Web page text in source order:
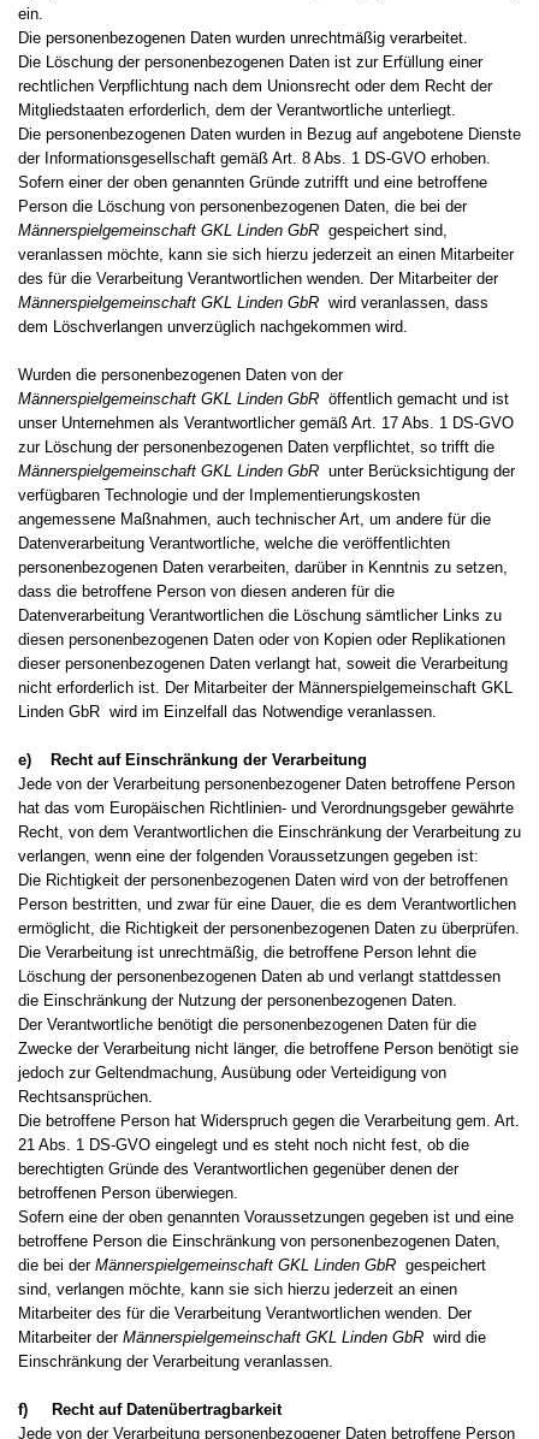
ein.
Die personenbezogenen Daten wurden unrechtmäßig verarbeitet.
Die Löschung der personenbezogenen Daten ist zur Erfüllung einer
rechtlichen Verpflichtung nach dem Unionsrecht oder dem Recht der
Mitgliedstaaten erforderlich, dem der Verantwortliche unterliegt.
Die personenbezogenen Daten wurden in Bezug auf angebotene Dienste
der Informationsgesellschaft gemäß Art. 8 Abs. 1 DS-GVO erhoben.
Sofern einer der oben genannten Gründe zutrifft und eine betroffene
Person die Löschung von personenbezogenen Daten, die bei der
Männerspielgemeinschaft GKL Linden GbR gespeichert sind,
veranlassen möchte, kann sie sich hierzu jederzeit an einen Mitarbeiter
des für die Verarbeitung Verantwortlichen wenden. Der Mitarbeiter der
Männerspielgemeinschaft GKL Linden GbR wird veranlassen, dass
dem Löschverlangen unverzüglich nachgekommen wird.
Wurden die personenbezogenen Daten von der
Männerspielgemeinschaft GKL Linden GbR öffentlich gemacht und ist
unser Unternehmen als Verantwortlicher gemäß Art. 17 Abs. 1 DS-GVO
zur Löschung der personenbezogenen Daten verpflichtet, so trifft die
Männerspielgemeinschaft GKL Linden GbR unter Berücksichtigung der
verfügbaren Technologie und der Implementierungskosten
angemessene Maßnahmen, auch technischer Art, um andere für die
Datenverarbeitung Verantwortliche, welche die veröffentlichten
personenbezogenen Daten verarbeiten, darüber in Kenntnis zu setzen,
dass die betroffene Person von diesen anderen für die
Datenverarbeitung Verantwortlichen die Löschung sämtlicher Links zu
diesen personenbezogenen Daten oder von Kopien oder Replikationen
dieser personenbezogenen Daten verlangt hat, soweit die Verarbeitung
nicht erforderlich ist. Der Mitarbeiter der Männerspielgemeinschaft GKL
Linden GbR wird im Einzelfall das Notwendige veranlassen.
e) Recht auf Einschränkung der Verarbeitung
Jede von der Verarbeitung personenbezogener Daten betroffene Person
hat das vom Europäischen Richtlinien- und Verordnungsgeber gewährte
Recht, von dem Verantwortlichen die Einschränkung der Verarbeitung zu
verlangen, wenn eine der folgenden Voraussetzungen gegeben ist:
Die Richtigkeit der personenbezogenen Daten wird von der betroffenen
Person bestritten, und zwar für eine Dauer, die es dem Verantwortlichen
ermöglicht, die Richtigkeit der personenbezogenen Daten zu überprüfen.
Die Verarbeitung ist unrechtmäßig, die betroffene Person lehnt die
Löschung der personenbezogenen Daten ab und verlangt stattdessen
die Einschränkung der Nutzung der personenbezogenen Daten.
Der Verantwortliche benötigt die personenbezogenen Daten für die
Zwecke der Verarbeitung nicht länger, die betroffene Person benötigt sie
jedoch zur Geltendmachung, Ausübung oder Verteidigung von
Rechtsansprüchen.
Die betroffene Person hat Widerspruch gegen die Verarbeitung gem. Art.
21 Abs. 1 DS-GVO eingelegt und es steht noch nicht fest, ob die
berechtigten Gründe des Verantwortlichen gegenüber denen der
betroffenen Person überwiegen.
Sofern eine der oben genannten Voraussetzungen gegeben ist und eine
betroffene Person die Einschränkung von personenbezogenen Daten,
die bei der Männerspielgemeinschaft GKL Linden GbR gespeichert
sind, verlangen möchte, kann sie sich hierzu jederzeit an einen
Mitarbeiter des für die Verarbeitung Verantwortlichen wenden. Der
Mitarbeiter der Männerspielgemeinschaft GKL Linden GbR wird die
Einschränkung der Verarbeitung veranlassen.
f) Recht auf Datenübertragbarkeit
Jede von der Verarbeitung personenbezogener Daten betroffene Person